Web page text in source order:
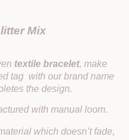
Mix
textile bracelet, make
tag with our brand name
the design.
with manual loom.
which doesn’t fade,